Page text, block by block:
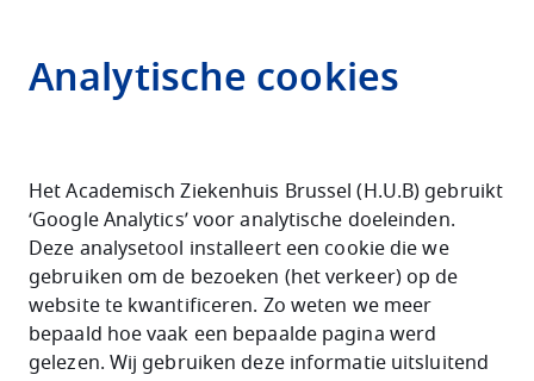
Analytische cookies
Het Academisch Ziekenhuis Brussel (H.U.B) gebruikt
‘Google Analytics’ voor analytische doeleinden.
Deze analysetool installeert een cookie die we
gebruiken om de bezoeken (het verkeer) op de
website te kwantificeren. Zo weten we meer
bepaald hoe vaak een bepaalde pagina werd
gelezen. Wij gebruiken deze informatie uitsluitend